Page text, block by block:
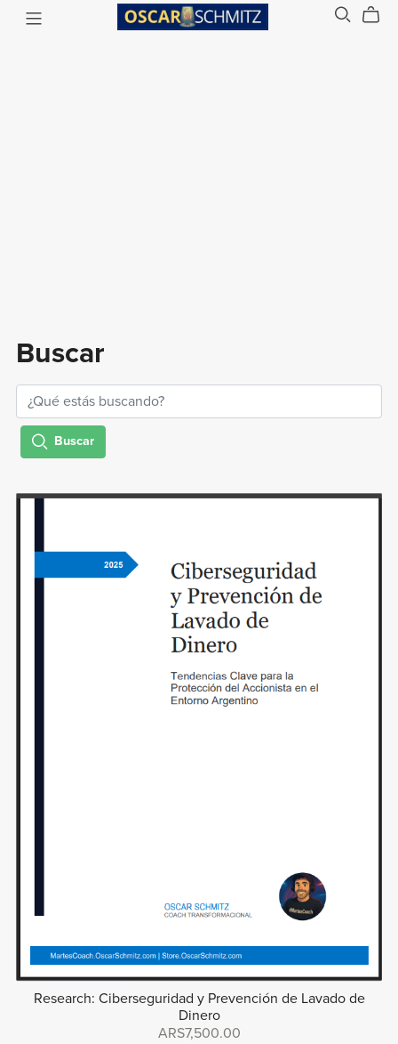
Buscar
Buscar
Research: Ciberseguridad y Prevención de Lavado de
Dinero
ARS7,500.00